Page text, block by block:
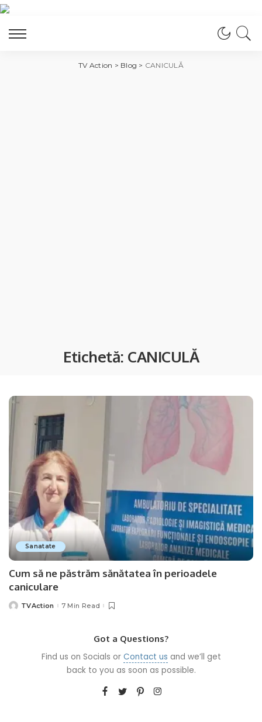
TV Action > Blog > CANICULĂ
Etichetă: CANICULĂ
Sanatate
Cum să ne păstrăm sănătatea în perioadele
caniculare
PostedTVAction 7 Min Read
Got a Questions?
Find us on Socials or Contact us and we’ll get
back to you as soon as possible.